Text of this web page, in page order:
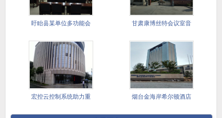
盱眙县某单位多功能会 甘肃康博丝特会议室音
宏控云控制系统助力重 烟台金海岸希尔顿酒店